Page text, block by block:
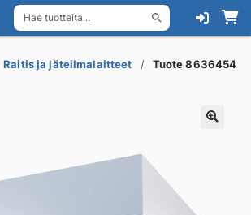
Hae tuotteita...
Raitis ja jäteilmalaitteet Tuote 8636454